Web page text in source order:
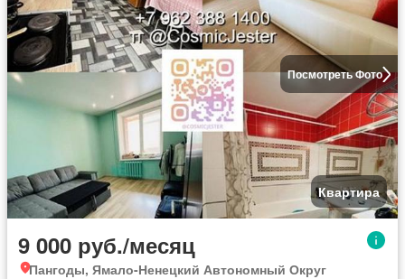
Посмотреть Фото
Квартира
9 000 руб./месяц
Пангоды, Ямало-Ненецкий Автономный Округ